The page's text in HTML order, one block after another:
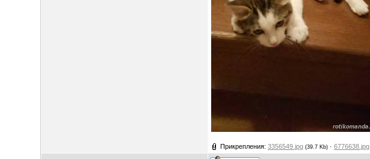
Прикрепления:3356549.jpg (39.7 Kb) ·6776638.jpg